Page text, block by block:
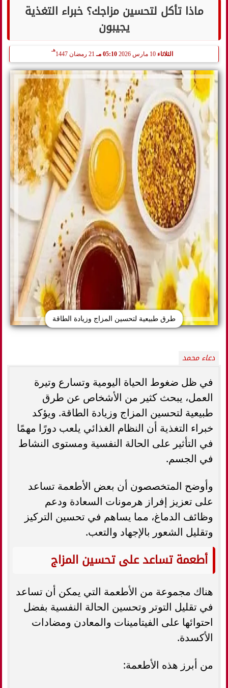
ماذا تأكل لتحسين مزاجك؟ خبراء التغذية
يجيبون
الثلاثاء 10 مارس 2026 05:10 مـ 21 رمضان 1447
هـ
طرق طبيعية لتحسين المزاج وزيادة الطاقة
دعاء محمد
في ظل ضغوط الحياة اليومية وتسارع وتيرة
العمل، يبحث كثير من الأشخاص عن طرق
طبيعية لتحسين المزاج وزيادة الطاقة. ويؤكد
خبراء التغذية أن النظام الغذائي يلعب دورًا مهمًا
في التأثير على الحالة النفسية ومستوى النشاط
في الجسم.
وأوضح المتخصصون أن بعض الأطعمة تساعد
على تعزيز إفراز هرمونات السعادة ودعم
وظائف الدماغ، مما يساهم في تحسين التركيز
وتقليل الشعور بالإجهاد والتعب.
أطعمة تساعد على تحسين المزاج
هناك مجموعة من الأطعمة التي يمكن أن تساعد
في تقليل التوتر وتحسين الحالة النفسية بفضل
احتوائها على الفيتامينات والمعادن ومضادات
الأكسدة.
من أبرز هذه الأطعمة: